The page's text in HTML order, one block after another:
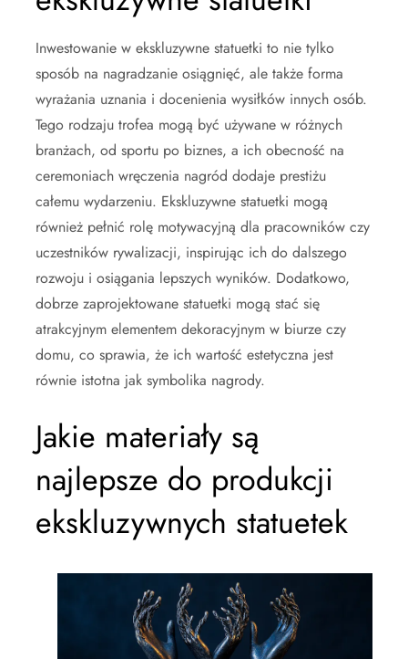
Inwestowanie w ekskluzywne statuetki to nie tylko
sposób na nagradzanie osiągnięć, ale także forma
wyrażania uznania i docenienia wysiłków innych osób.
Tego rodzaju trofea mogą być używane w różnych
branżach, od sportu po biznes, a ich obecność na
ceremoniach wręczenia nagród dodaje prestiżu
całemu wydarzeniu. Ekskluzywne statuetki mogą
również pełnić rolę motywacyjną dla pracowników czy
uczestników rywalizacji, inspirując ich do dalszego
rozwoju i osiągania lepszych wyników. Dodatkowo,
dobrze zaprojektowane statuetki mogą stać się
atrakcyjnym elementem dekoracyjnym w biurze czy
domu, co sprawia, że ich wartość estetyczna jest
równie istotna jak symbolika nagrody.
Jakie materiały są
najlepsze do produkcji
ekskluzywnych statuetek